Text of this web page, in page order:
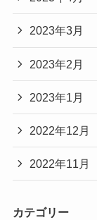
2023年3月
2023年2月
2023年1月
2022年12月
2022年11月
カテゴリー